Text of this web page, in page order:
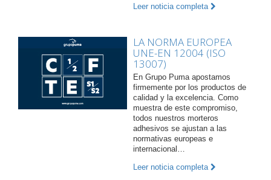
Leer noticia completa
LA NORMA EUROPEA
UNE-EN 12004 (ISO
13007)
En Grupo Puma apostamos
firmemente por los productos de
calidad y la excelencia. Como
muestra de este compromiso,
todos nuestros morteros
adhesivos se ajustan a las
normativas europeas e
internacional…
Leer noticia completa